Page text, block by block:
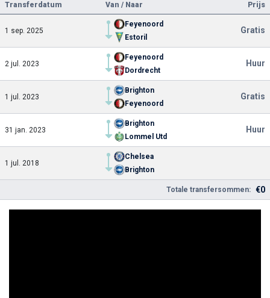
Transferdatum Van / Naar Prijs
1 sep. 2025
Feyenoord
Estoril
Gratis
2 jul. 2023
Feyenoord
Dordrecht
Huur
1 jul. 2023
Brighton
Feyenoord
Gratis
31 jan. 2023
Brighton
Lommel Utd
Huur
1 jul. 2018
Chelsea
Brighton
Totale transfersommen: €0